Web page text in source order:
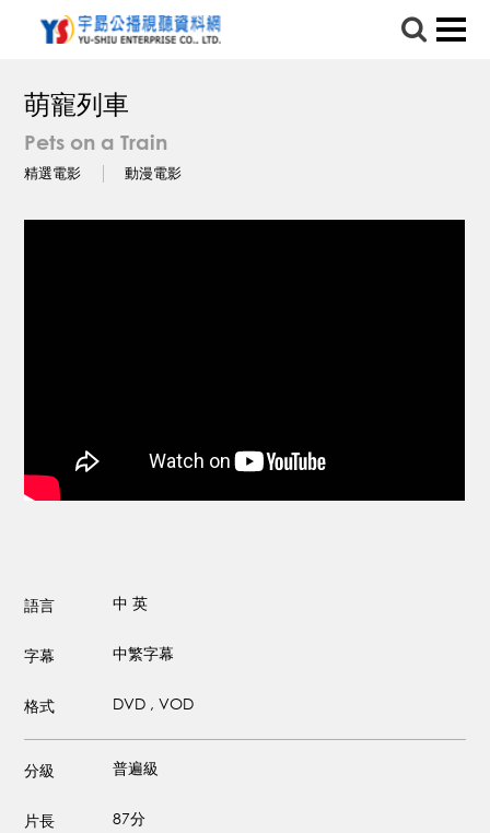
萌寵列車
Pets on a Train
精選電影 動漫電影
語言 中 英
字幕 中繁字幕
格式 DVD , VOD
分級 普遍級
片長 87分